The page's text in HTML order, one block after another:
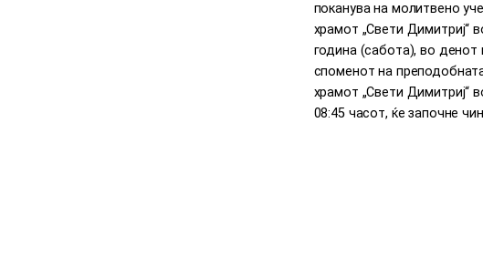
поканува на молитвено
храмот „Свети Димитриј“
година (сабота), во денот
споменот на
храмот „Свети Димитриј“
08:45 часот, ќе започне